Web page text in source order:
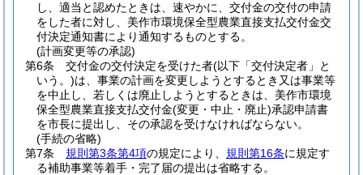
し、適当と認めたときは、速やかに、交付金の交付の申請
をした者に対し、美作市環境保全型農業直接支払交付金交
付決定通知書により通知するものとする。
(計画変更等の承認)
第6条
交付金の交付決定を受けた者(以下「交付決定者」と
いう。)は、事業の計画を変更しようとするとき又は事業等
を中止し、若しくは廃止しようとするときは、美作市環境
保全型農業直接支払交付金(変更・中止・廃止)承認申請書
を市長に提出し、その承認を受けなければならない。
(手続の省略)
第7条
規則第3条第4項の規定により、 規則第16条に規定す
る補助事業等着手・完了届の提出は省略する。